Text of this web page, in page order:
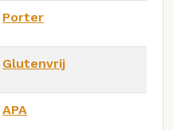
Porter
Glutenvrij
APA